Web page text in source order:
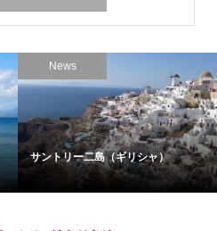
News
サントリー二島（ギリシャ）